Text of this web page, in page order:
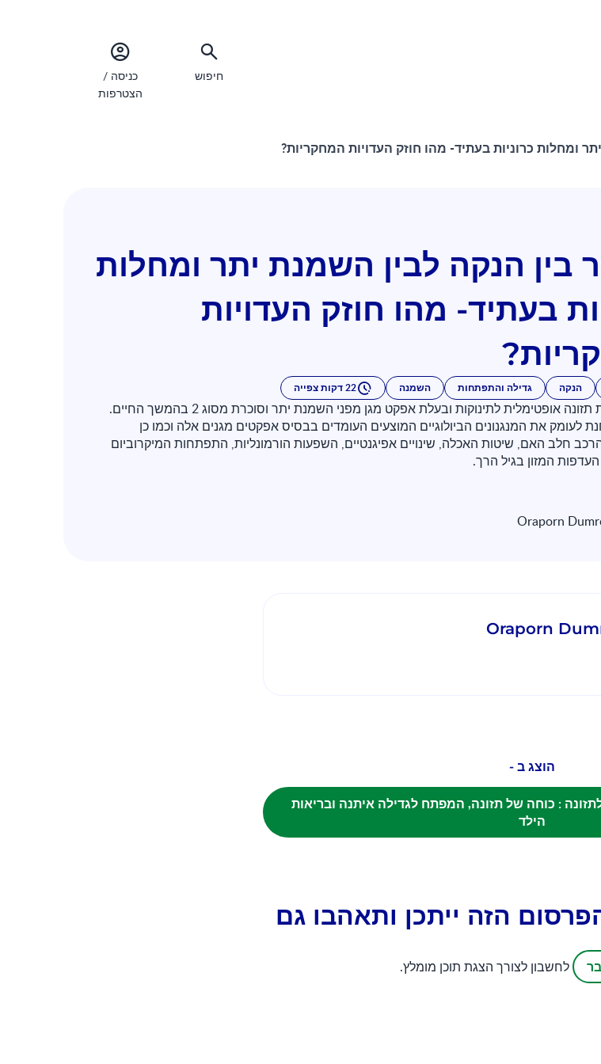
חיפוש
כניסה /
הצטרפות
ומחלות כרוניות בעתיד- מהו חוזק העדויות המחקריות?
בין הנקה לבין השמנת יתר ומחלות
בעתיד- מהו חוזק העדויות
הנקה גדילה והתפתחות השמנה 22 דקות צפייה
הנקה מספקת תזונה אופטימלית לתינוקות ובעלת אפקט מגן מפני השמנת יתר וסוכרת מסוג 2 בהמשך החיים.
לעומק את המנגנונים הביולוגיים המוצעים העומדים בבסיס אפקטים מגנים אלה וכמו כן
חלב האם, שיטות האכלה, שינויים אפיגנטיים, השפעות הורמונליות, התפתחות המיקרוביום
העדפות המזון בגיל הרך.
Oraporn
Oraporn
הוצג ב -
נסטלה לתזונה : כוחה של תזונה, המפתח לגדילה איתנה ובריאות
הילד
הזה ייתכן ותאהבו גם
לחשבון לצורך הצגת תוכן מומלץ.